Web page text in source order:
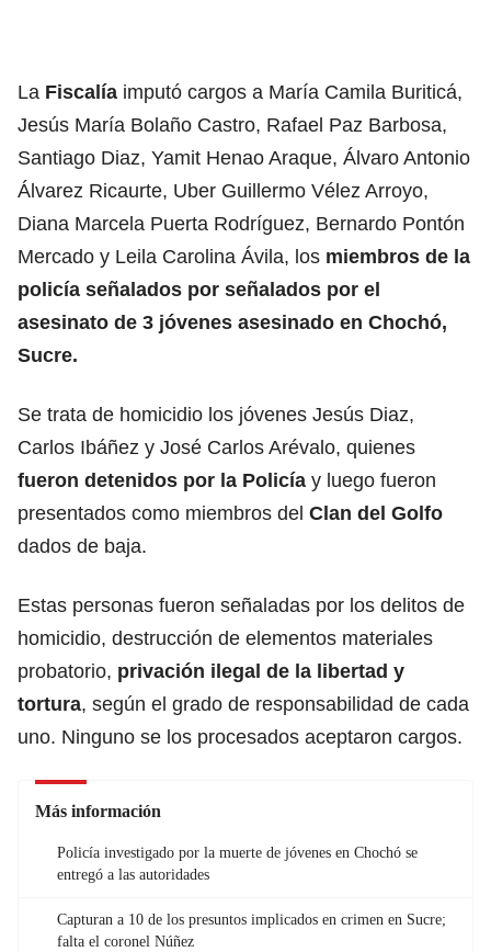
La Fiscalía imputó cargos a María Camila Buriticá,
Jesús María Bolaño Castro, Rafael Paz Barbosa,
Santiago Diaz, Yamit Henao Araque, Álvaro Antonio
Álvarez Ricaurte, Uber Guillermo Vélez Arroyo,
Diana Marcela Puerta Rodríguez, Bernardo Pontón
Mercado y Leila Carolina Ávila, los miembros de la
policía señalados por señalados por el
asesinato de 3 jóvenes asesinado en Chochó,
Sucre.
Se trata de homicidio los jóvenes Jesús Diaz,
Carlos Ibáñez y José Carlos Arévalo, quienes
fueron detenidos por la Policía y luego fueron
presentados como miembros del Clan del Golfo
dados de baja.
Estas personas fueron señaladas por los delitos de
homicidio, destrucción de elementos materiales
probatorio, privación ilegal de la libertad y
tortura, según el grado de responsabilidad de cada
uno. Ninguno se los procesados aceptaron cargos.
Más información
Policía investigado por la muerte de jóvenes en Chochó se
entregó a las autoridades
Capturan a 10 de los presuntos implicados en crimen en Sucre;
falta el coronel Núñez